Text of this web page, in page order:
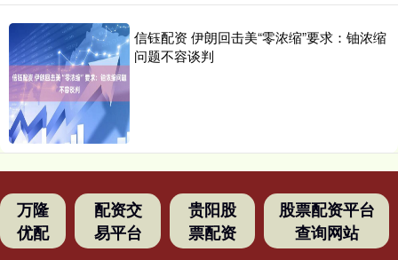
信钰配资 伊朗回击美“零浓缩”要求：铀浓缩
问题不容谈判
万隆
优配
配资交
易平台
贵阳股
票配资
股票配资平台
查询网站